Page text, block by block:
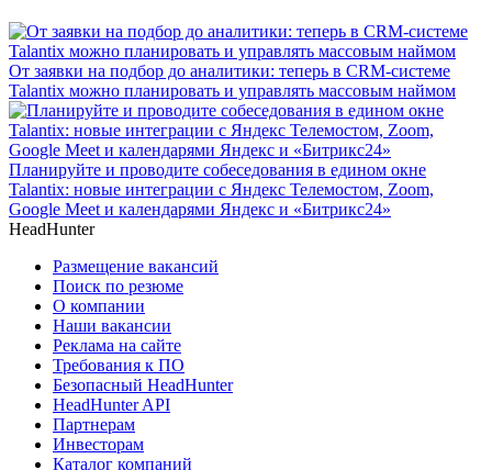
От заявки на подбор до аналитики: теперь в CRM-системе
Talantix можно планировать и управлять массовым наймом
Планируйте и проводите собеседования в едином окне
Talantix: новые интеграции с Яндекс Телемостом, Zoom,
Google Meet и календарями Яндекс и «Битрикс24»
HeadHunter
Размещение вакансий
Поиск по резюме
О компании
Наши вакансии
Реклама на сайте
Требования к ПО
Безопасный HeadHunter
HeadHunter API
Партнерам
Инвесторам
Каталог компаний